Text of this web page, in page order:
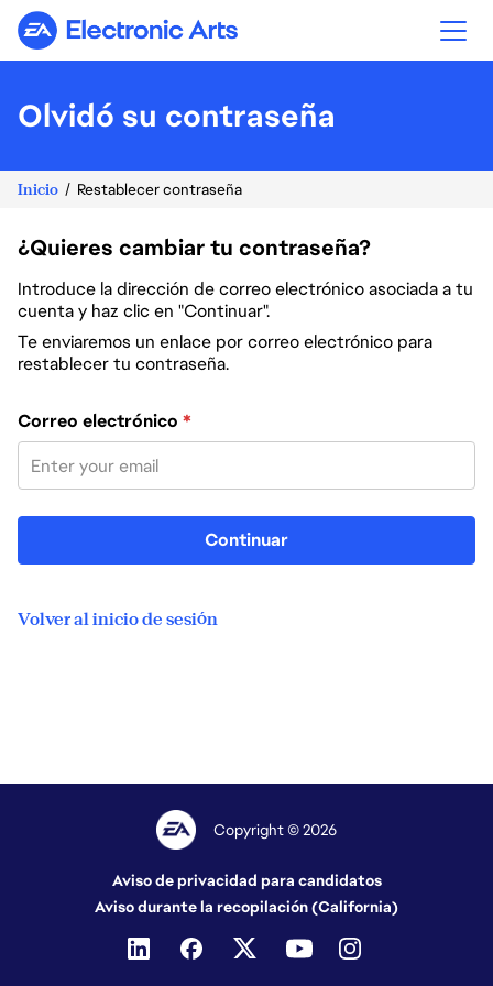
Electronic Arts
Olvidó su contraseña
Inicio Restablecer contraseña
¿Quieres cambiar tu contraseña?
Introduce la dirección de correo electrónico asociada a tu
cuenta y haz clic en "Continuar".
Te enviaremos un enlace por correo electrónico para
restablecer tu contraseña.
Restablece la contraseña con tu correo electrónico
Correo electrónico *
Continuar
Volver al inicio de sesión
Copyright © 2026
Aviso de privacidad para candidatos
Aviso durante la recopilación (California)